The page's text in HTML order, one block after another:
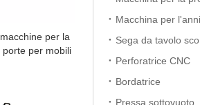
per la
porte per mobili
Perforatrice CNC
Bordatrice
Pressa sottovuoto